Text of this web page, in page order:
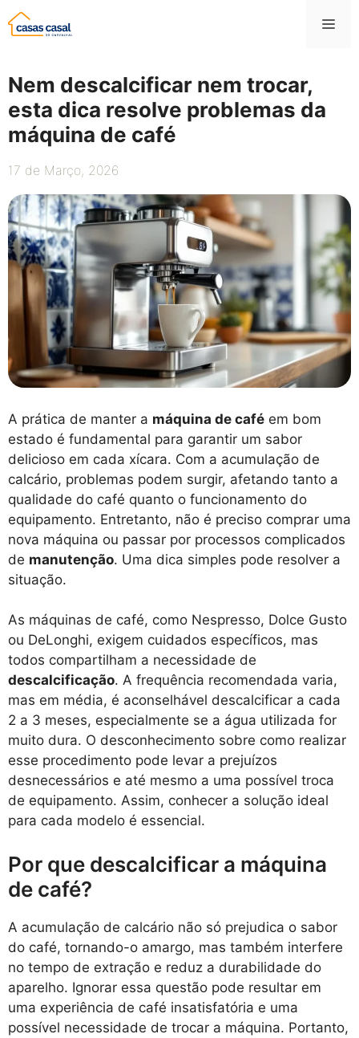
Saltar
para
Nem descalcificar nem trocar,
esta dica resolve problemas da
máquina de café
17 de Março, 2026
A prática de manter a máquina de café em bom
estado é fundamental para garantir um sabor
delicioso em cada xícara. Com a acumulação de
calcário, problemas podem surgir, afetando tanto a
qualidade do café quanto o funcionamento do
equipamento. Entretanto, não é preciso comprar uma
nova máquina ou passar por processos complicados
de manutenção. Uma dica simples pode resolver a
situação.
As máquinas de café, como Nespresso, Dolce Gusto
ou DeLonghi, exigem cuidados específicos, mas
todos compartilham a necessidade de
descalcificação. A frequência recomendada varia,
mas em média, é aconselhável descalcificar a cada
2 a 3 meses, especialmente se a água utilizada for
muito dura. O desconhecimento sobre como realizar
esse procedimento pode levar a prejuízos
desnecessários e até mesmo a uma possível troca
de equipamento. Assim, conhecer a solução ideal
para cada modelo é essencial.
Por que descalcificar a máquina
de café?
A acumulação de calcário não só prejudica o sabor
do café, tornando-o amargo, mas também interfere
no tempo de extração e reduz a durabilidade do
aparelho. Ignorar essa questão pode resultar em
uma experiência de café insatisfatória e uma
possível necessidade de trocar a máquina. Portanto,